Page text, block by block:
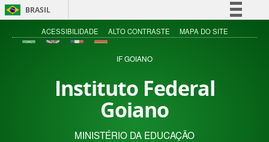
BRASIL
Simplifique!
Acesso à informação
ACESSIBILIDADE ALTO CONTRASTE MAPA DO SITE
IF GOIANO
Instituto Federal
Goiano
MINISTÉRIO DA EDUCAÇÃO